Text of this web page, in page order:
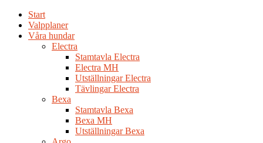
Start
Valpplaner
Våra hundar
Electra
Stamtavla Electra
Electra MH
Utställningar Electra
Tävlingar Electra
Bexa
Stamtavla Bexa
Bexa MH
Utställningar Bexa